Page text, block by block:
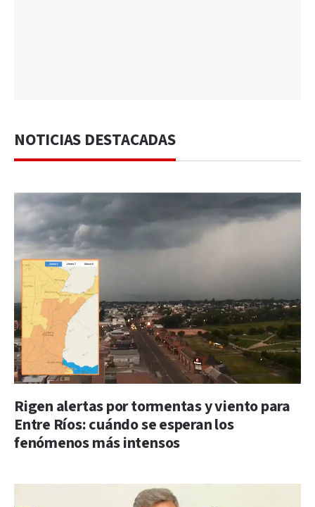
NOTICIAS DESTACADAS
Rigen alertas por tormentas y viento para
Entre Ríos: cuándo se esperan los
fenómenos más intensos